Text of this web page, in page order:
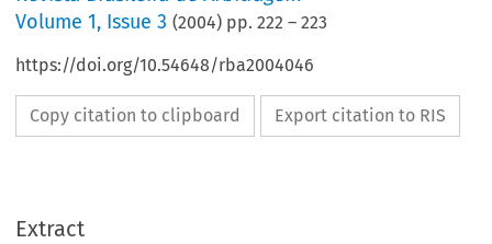
Volume1, Issue 3 (2004) pp.222 –223
https://doi.org/10.54648/rba2004046
Copy citation to clipboard Export citation to RIS
Extract